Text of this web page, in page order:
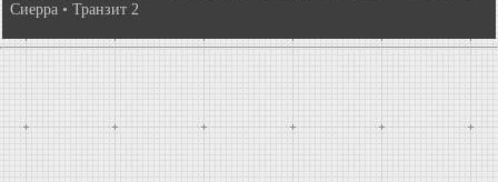
Сиерра • Транзит 2